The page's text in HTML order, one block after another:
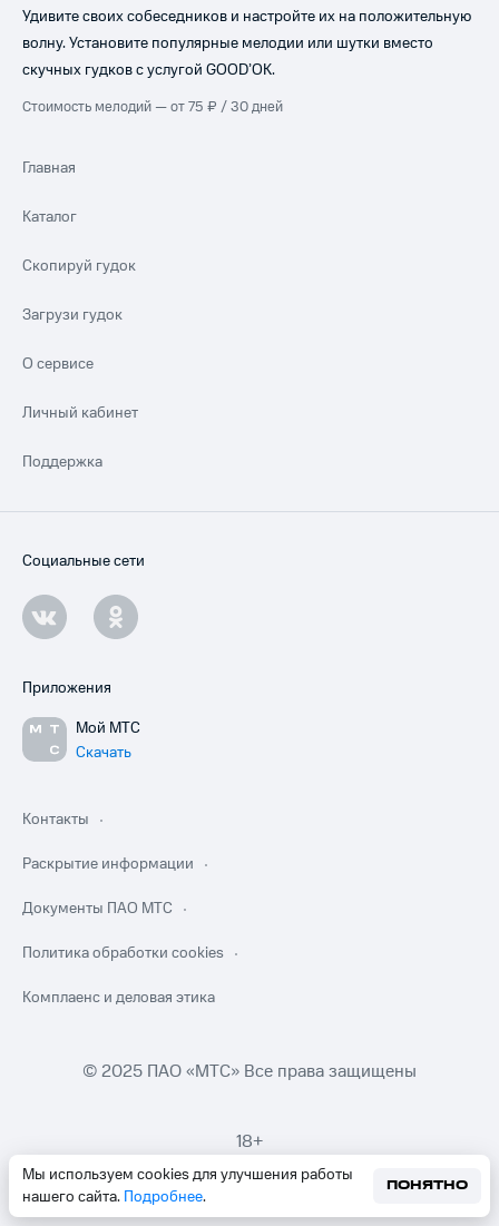
Мы используем cookies для улучшения работы
нашего сайта. Подробнее.
ПОНЯТНО
Удивите своих собеседников и настройте их на положительную
волну. Установите популярные мелодии или шутки вместо
скучных гудков с услугой GOOD’OK.
Стоимость мелодий — от 75 ₽ / 30 дней
Главная
Каталог
Скопируй гудок
Загрузи гудок
О сервисе
Личный кабинет
Поддержка
Социальные сети
Приложения
Мой МТС
Скачать
Контакты
Раскрытие информации
Документы ПАО МТС
Политика обработки cookies
Комплаенс и деловая этика
© 2025 ПАО «МТС» Все права защищены
18+